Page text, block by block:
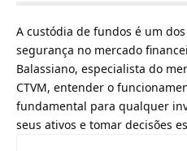
A custódia de fundos é um
segurança no mercado
Balassiano, especialista do
CTVM, entender o
fundamental para qualquer
seus ativos e tomar decisões